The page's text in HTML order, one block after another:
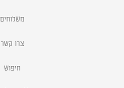
משלוחים
צרו קשר
חיפוש